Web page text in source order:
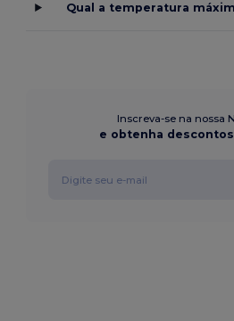
Qual a temperatura
Inscreva-se na nossa
e obtenha